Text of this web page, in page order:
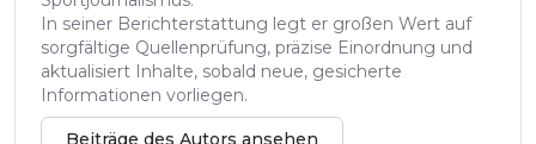
In seiner Berichterstattung legt er großen Wert auf
sorgfältige Quellenprüfung, präzise Einordnung und
aktualisiert Inhalte, sobald neue, gesicherte
Informationen vorliegen.
Beiträge des Autors ansehen